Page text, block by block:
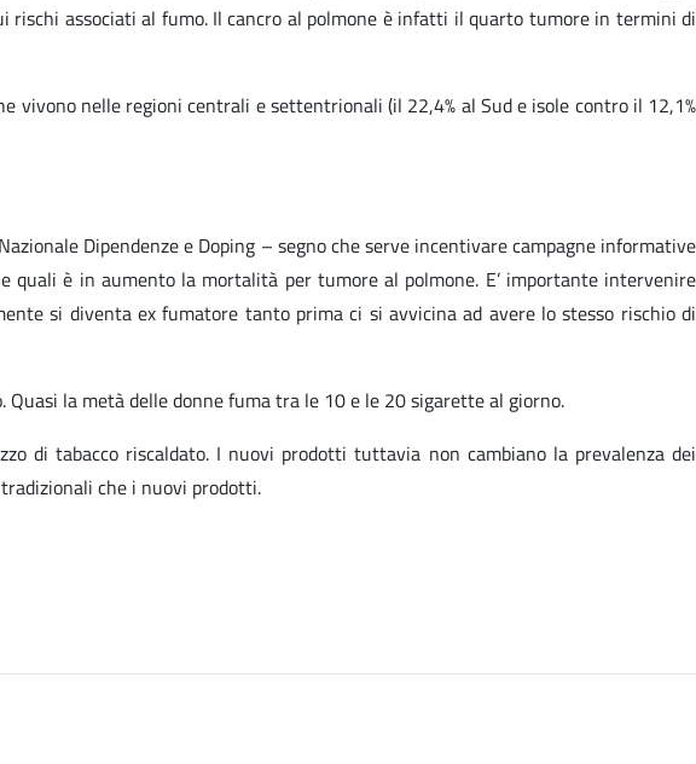
rischi associati al fumo. Il cancro al polmone è infatti il quarto tumore in termini di
nelle regioni centrali e settentrionali (il 22,4% al Sud e isole contro il 12,1%
Dipendenze e Doping – segno che serve incentivare campagne informative
quali è in aumento la mortalità per tumore al polmone. E’ importante intervenire
si diventa ex fumatore tanto prima ci si avvicina ad avere lo stesso rischio di
la metà delle donne fuma tra le 10 e le 20 sigarette al giorno.
di tabacco riscaldato. I nuovi prodotti tuttavia non cambiano la prevalenza dei
che i nuovi prodotti.